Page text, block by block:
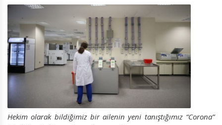
Hekim olarak bildiğimiz bir ailenin yeni tanıştığımız “Corona”